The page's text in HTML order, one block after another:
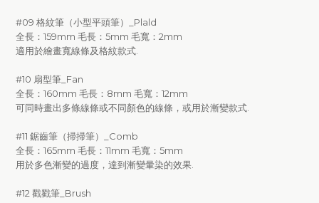
#09 格紋筆（小型平頭筆）_Plald
全長：159mm 毛長：5mm 毛寬：2mm
適用於繪畫寬線條及格紋款式.
#10 扇型筆_Fan
全長：160mm 毛長：8mm 毛寬：12mm
可同時畫出多條線條或不同顏色的線條，或用於漸變款式.
#11 鋸齒筆（掃掃筆）_Comb
全長：165mm 毛長：11mm 毛寬：5mm
用於多色漸變的過度，達到漸變暈染的效果.
#12 戳戳筆_Brush